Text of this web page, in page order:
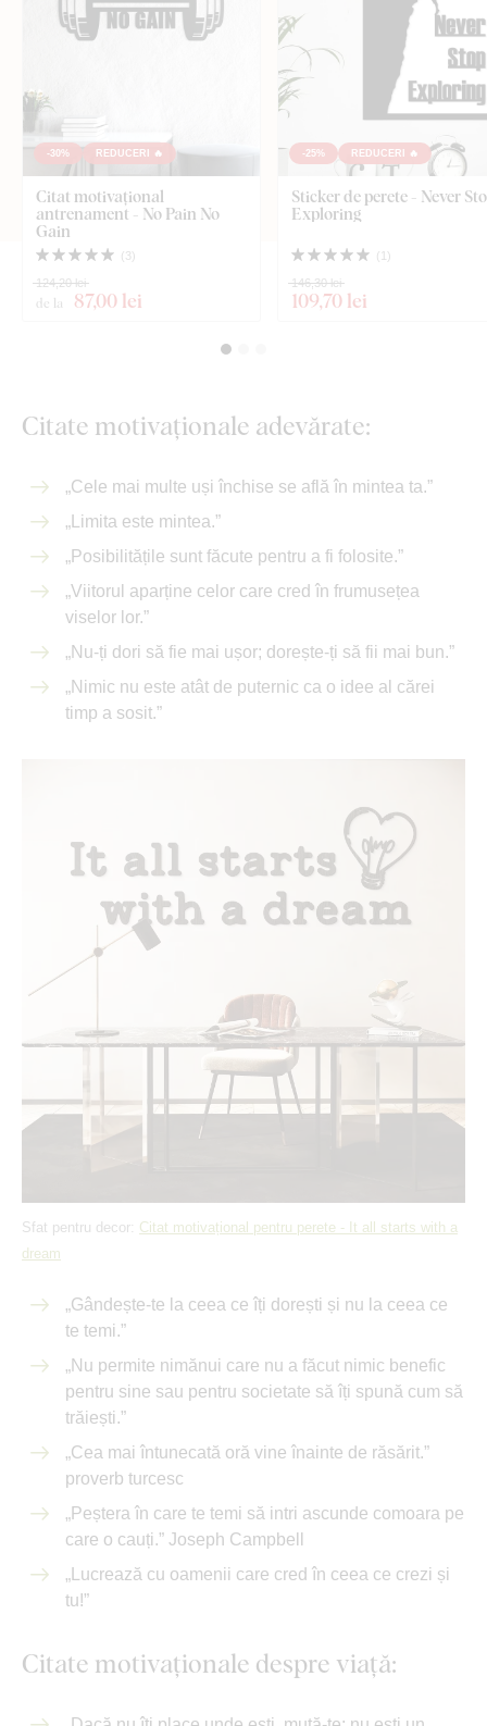
-30% REDUCERI 🔥
Citat motivațional
antrenament - No Pain No
Gain
( 3)
de la 87,00 lei
124,20 lei
-25% REDUCERI 🔥
Sticker de perete - Never
Exploring
( 1 )
109,70 lei
146,30 lei
Citate motivaționale adevărate:
„Cele mai multe uși închise se află în mintea ta.”
„Limita este mintea.”
„Posibilitățile sunt făcute pentru a fi folosite.”
„Viitorul aparține celor care cred în frumusețea
viselor lor.”
„Nu-ți dori să fie mai ușor; dorește-ți să fii mai bun.”
„Nimic nu este atât de puternic ca o idee al cărei
timp a sosit.”
Sfat pentru decor: Citat motivațional pentru perete - It all starts with a
dream
„Gândește-te la ceea ce îți dorești și nu la ceea ce
te temi.”
„Nu permite nimănui care nu a făcut nimic benefic
pentru sine sau pentru societate să îți spună cum să
trăiești.”
„Cea mai întunecată oră vine înainte de răsărit.”
proverb turcesc
„Peștera în care te temi să intri ascunde comoara pe
care o cauți.” Joseph Campbell
„Lucrează cu oamenii care cred în ceea ce crezi și
tu!”
Citate motivaționale despre viață: